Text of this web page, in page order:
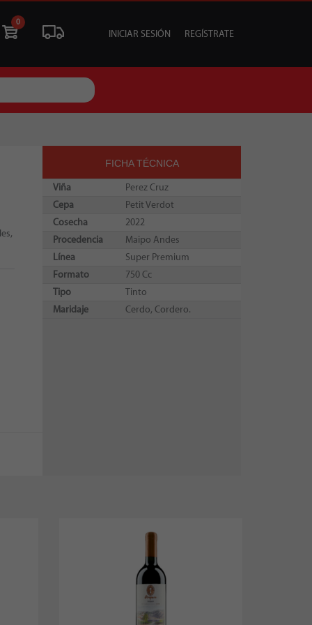
TU EVENTO
0
INICIAR SESIÓN REGÍSTRATE
FICHA TÉCNICA
Viña
Perez Cruz
Cepa
Petit Verdot
Cosecha
2022
Procedencia
Maipo Andes
Línea
Super Premium
Formato
750 Cc
Tipo
Tinto
Maridaje
Cerdo, Cordero.